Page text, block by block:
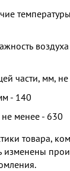
части, мм,
- 140
менее - 630
товара,
изменены